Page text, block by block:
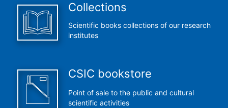
Collections
Scientific books collections of our research
institutes
CSIC bookstore
Point of sale to the public and cultural
scientific activities